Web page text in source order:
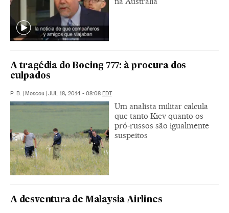
A tragédia do Boeing 777: à procura dos
culpados
P. B. | Moscou | JUL 18, 2014 - 08:08 EDT
Um analista militar calcula
que tanto Kiev quanto os
pró-russos são igualmente
suspeitos
A desventura de Malaysia Airlines